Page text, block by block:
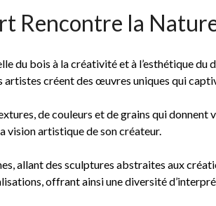
Rencontre la
du bois à la créativité et à l’esthétique du
créent des œuvres uniques qui
de couleurs et de grains qui donnent
vision artistique de son créateur.
allant des sculptures abstraites aux
offrant ainsi une diversité